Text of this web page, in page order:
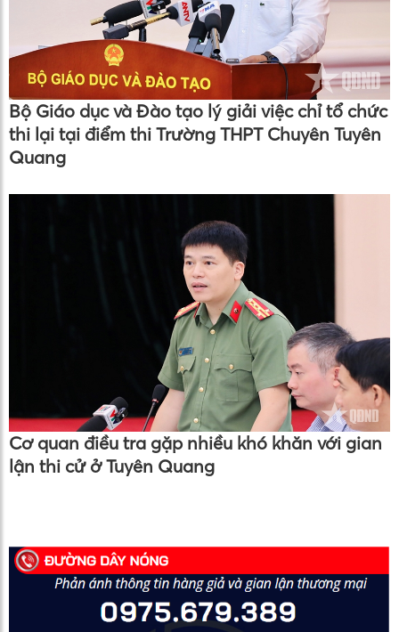
Bộ Giáo dục và Đào tạo lý giải việc chỉ tổ chức
thi lại tại điểm thi Trường THPT Chuyên Tuyên
Quang
Cơ quan điều tra gặp nhiều khó khăn với gian
lận thi cử ở Tuyên Quang